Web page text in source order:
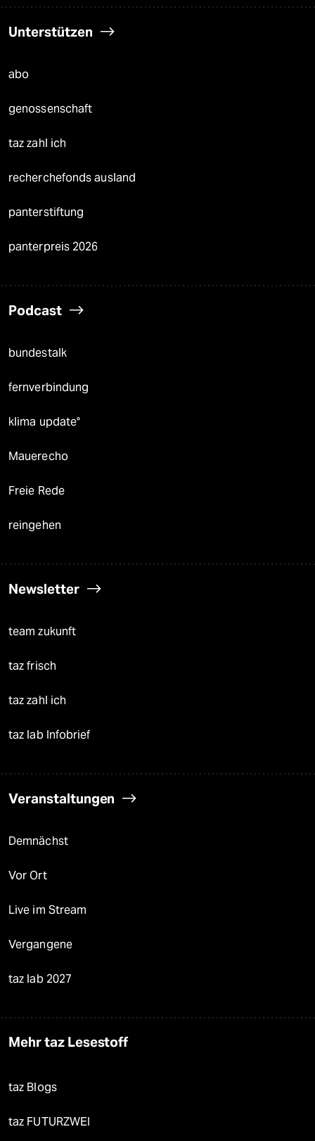
Unterstützen
abo
genossenschaft
taz zahl ich
recherchefonds ausland
panterstiftung
panterpreis 2026
Podcast
bundestalk
fernverbindung
klima update°
Mauerecho
Freie Rede
reingehen
Newsletter
team zukunft
taz frisch
taz zahl ich
taz lab Infobrief
Veranstaltungen
Demnächst
Vor Ort
Live im Stream
Vergangene
taz lab 2027
Mehr taz Lesestoff
taz Blogs
taz FUTURZWEI